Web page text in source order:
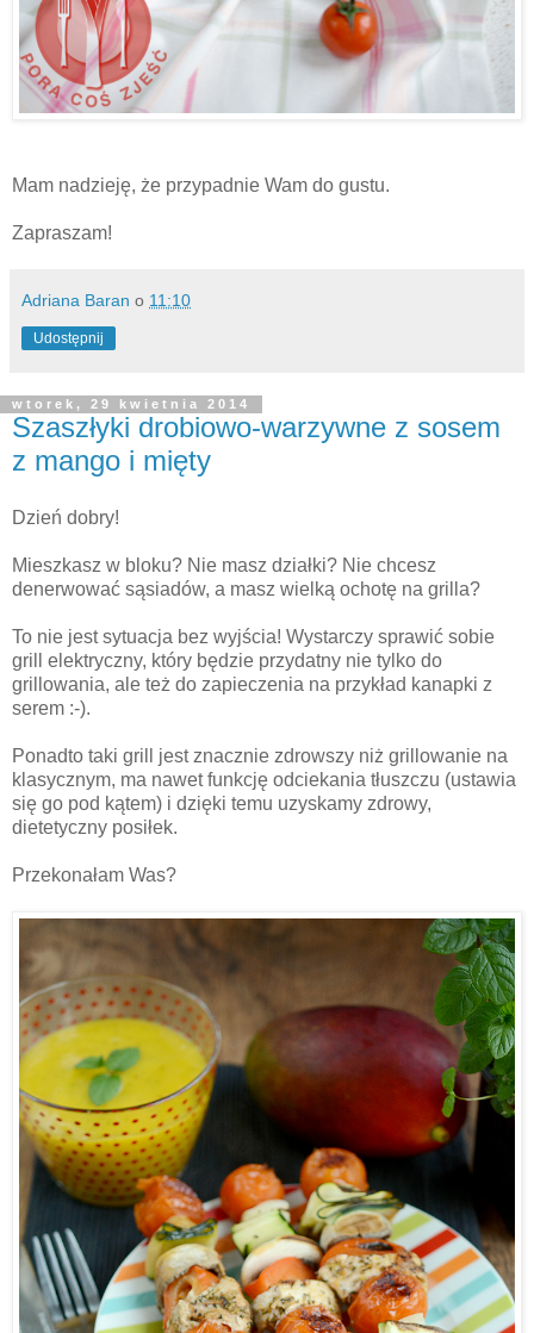
Mam nadzieję, że przypadnie Wam do gustu.
Zapraszam!
Adriana Baran o 11:10
Udostępnij
wtorek, 29 kwietnia 2014
Szaszłyki drobiowo-warzywne z sosem
z mango i mięty
Dzień dobry!
Mieszkasz w bloku? Nie masz działki? Nie chcesz
denerwować sąsiadów, a masz wielką ochotę na grilla?
To nie jest sytuacja bez wyjścia! Wystarczy sprawić sobie
grill elektryczny, który będzie przydatny nie tylko do
grillowania, ale też do zapieczenia na przykład kanapki z
serem :-).
Ponadto taki grill jest znacznie zdrowszy niż grillowanie na
klasycznym, ma nawet funkcję odciekania tłuszczu (ustawia
się go pod kątem) i dzięki temu uzyskamy zdrowy,
dietetyczny posiłek.
Przekonałam Was?